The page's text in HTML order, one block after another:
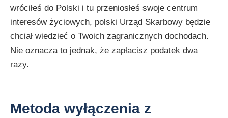
wróciłeś do Polski i tu przeniosłeś swoje centrum
interesów życiowych, polski Urząd Skarbowy będzie
chciał wiedzieć o Twoich zagranicznych dochodach.
Nie oznacza to jednak, że zapłacisz podatek dwa
razy.
Metoda wyłączenia z